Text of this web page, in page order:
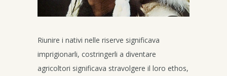
Riunire i nativi nelle riserve significava
imprigionarli, costringerli a diventare
agricoltori significava stravolgere il loro ethos,